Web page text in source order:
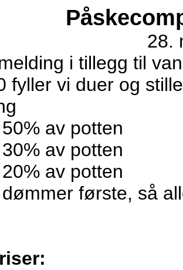
28.
i tillegg til
fyller vi duer og
av potten
av potten
av potten
første, så